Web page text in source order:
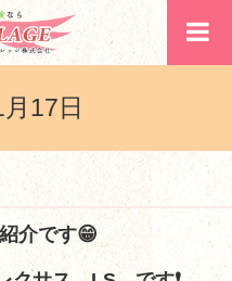
17日
介です😁